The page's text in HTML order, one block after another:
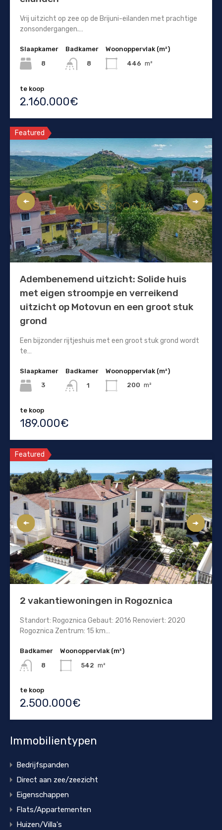
Vrij uitzicht op zee op de Brijuni-eilanden met prachtige
zonsondergangen.…
Slaapkamer
8
Badkamer
8
Woonoppervlak (m²)
446 m²
te koop
2.160.000€
Featured
Adembenemend uitzicht: Solide huis
met eigen stroompje en verreikend
uitzicht op Motovun en een groot stuk
grond
Een bijzonder rijtjeshuis met een groot stuk grond wordt
te…
Slaapkamer
3
Badkamer
1
Woonoppervlak (m²)
200 m²
te koop
189.000€
Featured
2 vakantiewoningen in Rogoznica
Standort: Rogoznica Gebaut: 2016 Renoviert: 2020
Rogoznica Zentrum: 15 km…
Badkamer
8
Woonoppervlak (m²)
542 m²
te koop
2.500.000€
Immobilientypen
Bedrijfspanden
Direct aan zee/zeezicht
Eigenschappen
Flats/Appartementen
Huizen/Villa's